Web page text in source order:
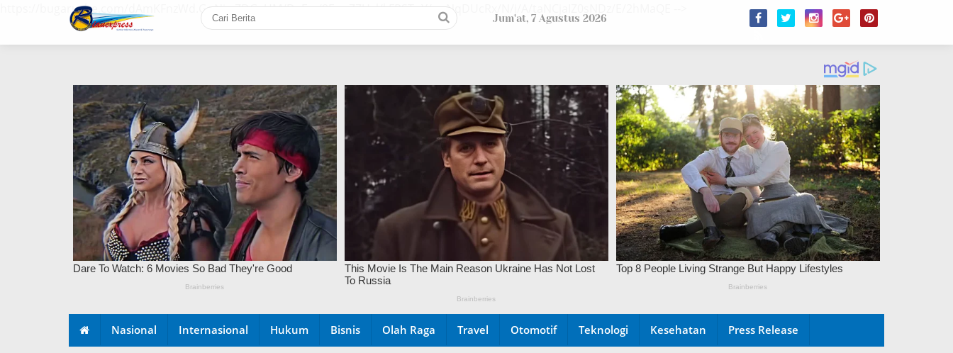
https://bugaruche.com/dAmKFnzWd.GoNiv-ZDGvUM/DeFm/9EupZZUsl/kFPSTuY/ywNqDUcRx/N/j/A/taNCjaIZ0sNDz/E/2hMaQE
Jum'at, 7 Agustus 2026
Nasional Internasional Hukum Bisnis Olah Raga Travel Otomotif Teknologi Kesehatan Press Release